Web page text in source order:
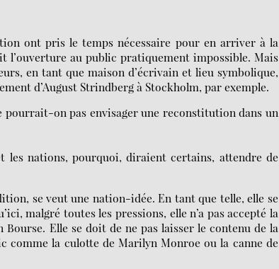
ont pris le temps nécessaire pour en arriver à la
l’ouverture au public pratiquement impossible. Mais
en tant que maison d’écrivain et lieu symbolique,
d’August Strindberg à Stockholm, par exemple.
pourrait-on pas envisager une reconstitution dans un
les nations, pourquoi, diraient certains, attendre de
se veut une nation-idée. En tant que telle, elle se
malgré toutes les pressions, elle n’a pas accepté la
Elle se doit de ne pas laisser le contenu de la
comme la culotte de Marilyn Monroe ou la canne de